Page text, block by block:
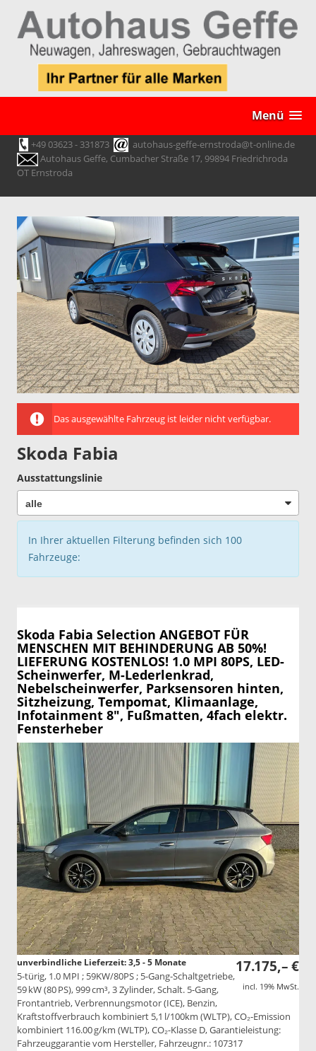
Menü
+49 03623 - 331873
autohaus-geffe-ernstroda@t-online.de
Autohaus Geffe, Cumbacher Straße 17, 99894 Friedrichroda
OT Ernstroda
Das ausgewählte Fahrzeug ist leider nicht verfügbar.
Skoda Fabia
Ausstattungslinie
In Ihrer aktuellen Filterung befinden sich 100
Fahrzeuge:
Skoda Fabia Selection ANGEBOT FÜR
MENSCHEN MIT BEHINDERUNG AB 50%!
LIEFERUNG KOSTENLOS! 1.0 MPI 80PS, LED-
Scheinwerfer, M-Lederlenkrad,
Nebelscheinwerfer, Parksensoren hinten,
Sitzheizung, Tempomat, Klimaanlage,
Infotainment 8", Fußmatten, 4fach elektr.
Fensterheber
17.175,– €
incl. 19% MwSt.
unverbindliche Lieferzeit: 3,5 - 5 Monate
5-türig, 1.0 MPI ; 59KW/80PS ; 5-Gang-Schaltgetriebe,
59 kW (80 PS), 999 cm³, 3 Zylinder, Schalt. 5-Gang,
Frontantrieb, Verbrennungsmotor (ICE), Benzin,
Kraftstoffverbrauch kombiniert 5,1 l/100km (WLTP), CO₂-Emission
kombiniert 116.00 g/km (WLTP), CO₂-Klasse D, Garantieleistung:
Fahrzeuggarantie vom Hersteller, Fahrzeugnr.: 107317